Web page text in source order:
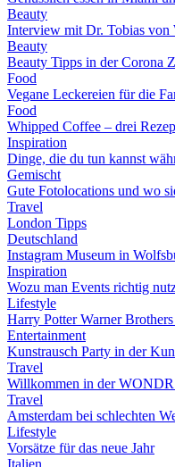
Beauty
Interview mit Dr. Tobias von
Beauty
Beauty Tipps in der Corona
Food
Vegane Leckereien für die
Food
Whipped Coffee – drei
Inspiration
Dinge, die du tun kannst
Gemischt
Gute Fotolocations und wo
Travel
London Tipps
Deutschland
Instagram Museum in
Inspiration
Wozu man Events richtig
Lifestyle
Harry Potter Warner
Entertainment
Kunstrausch Party in der
Travel
Willkommen in der
Travel
Amsterdam bei schlechten
Lifestyle
Vorsätze für das neue Jahr
Italien